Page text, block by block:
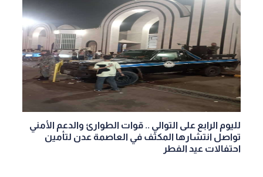
لليوم الرابع على التوالي .. قوات الطوارئ والدعم الأمني
تواصل انتشارها المكثف في العاصمة عدن لتأمين
احتفالات عيد الفطر